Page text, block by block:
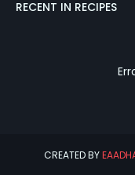
RECENT IN RECIPES
CREATED BY